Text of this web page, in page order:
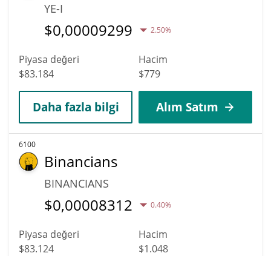
YE-I
$0,00009299 2.50%
Piyasa değeri
$83.184
Hacim
$779
Daha fazla bilgi Alım Satım
6100
Binancians
BINANCIANS
$0,00008312 0.40%
Piyasa değeri
$83.124
Hacim
$1.048